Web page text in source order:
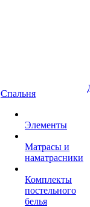
Спальня
Элементы
Матрасы и
наматрасники
Комплекты
постельного
белья